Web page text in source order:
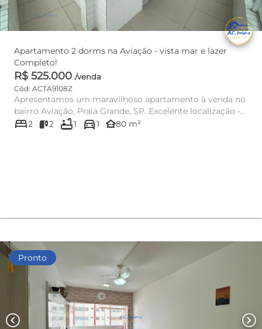
Apartamento 2 dorms na Aviação - vista mar e lazer
Completo!
R$ 525.000 /venda
Cód: ACTA9108Z
Apresentamos um maravilhoso apartamento à venda no
bairro Aviação, Praia Grande, SP. Excelente localização -
Apenas 100m...
bed2 2 bathtub1 directions_car1 other_houses80 m²
Pronto
chevron_left chevron_right